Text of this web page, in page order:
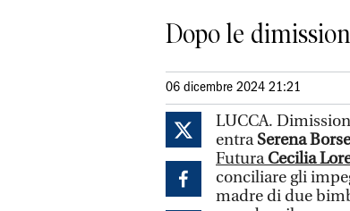
Dopo le
06 dicembre 2024 21:21
LUCCA.
entraSerena
FuturaCecilia
conciliare gli
madre di due